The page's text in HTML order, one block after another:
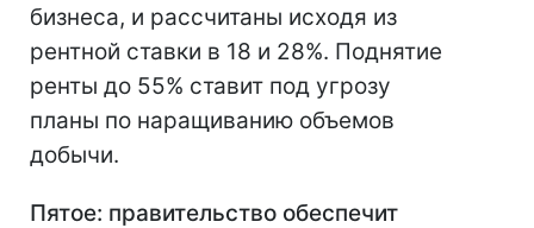
бизнеса, и рассчитаны исходя из
рентной ставки в 18 и 28%. Поднятие
ренты до 55% ставит под угрозу
планы по наращиванию объемов
добычи.
Пятое: правительство обеспечит